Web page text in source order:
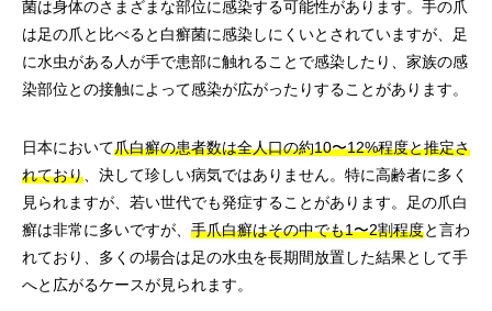
菌は身体のさまざまな部位に感染する可能性があります。手の爪
は足の爪と比べると白癬菌に感染しにくいとされていますが、足
に水虫がある人が手で患部に触れることで感染したり、家族の感
染部位との接触によって感染が広がったりすることがあります。
日本において爪白癬の患者数は全人口の約10〜12%程度と推定さ
れており 、決して珍しい病気ではありません。特に高齢者に多く
見られますが、若い世代でも発症することがあります。足の爪白
癬は非常に多いですが、 手爪白癬はその中でも1〜2割程度と言わ
れており、多くの場合は足の水虫を長期間放置した結果として手
へと広がるケースが見られます。